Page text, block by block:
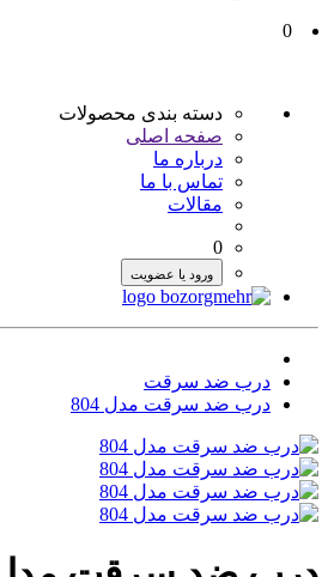
0
دسته بندی محصولات
صفحه اصلی
درباره ما
تماس با ما
مقالات
0
ورود یا عضویت
درب ضد سرقت
درب ضد سرقت مدل 804